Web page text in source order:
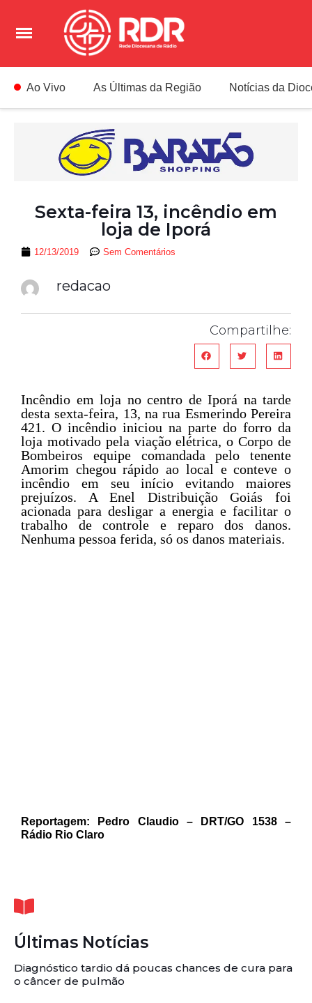
Ao Vivo As Últimas da Região Notícias da
Sexta-feira 13, incêndio em
loja de Iporá
12/13/2019 Sem Comentários
redacao
Compartilhe:
Incêndio em loja no centro de Iporá na tarde
desta sexta-feira, 13, na rua Esmerindo Pereira
421. O incêndio iniciou na parte do forro da
loja motivado pela viação elétrica, o Corpo de
Bombeiros equipe comandada pelo tenente
Amorim chegou rápido ao local e conteve o
incêndio em seu início evitando maiores
prejuízos. A Enel Distribuição Goiás foi
acionada para desligar a energia e facilitar o
trabalho de controle e reparo dos danos.
Nenhuma pessoa ferida, só os danos materiais.
Reportagem: Pedro Claudio – DRT/GO 1538 –
Rádio Rio Claro
Últimas Notícias
Diagnóstico tardio dá poucas chances de cura para
o câncer de pulmão